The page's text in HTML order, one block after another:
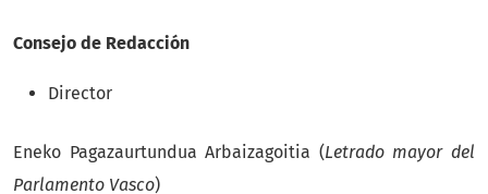
Consejo de Redacción
Director
Eneko Pagazaurtundua Arbaizagoitia (Letrado mayor del
Parlamento Vasco)